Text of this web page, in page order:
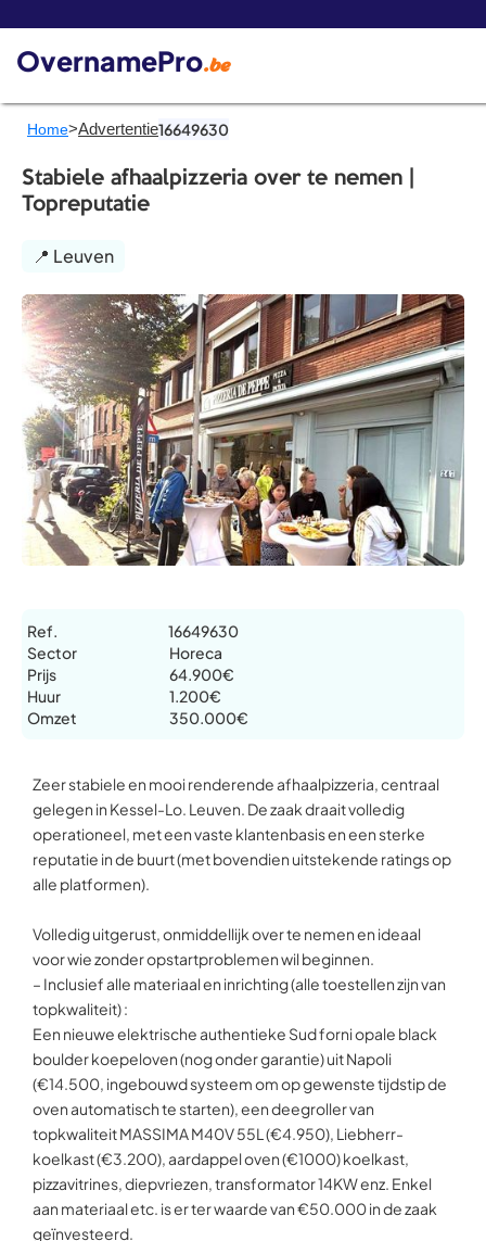
OvernamePro.be
Home>Advertentie16649630
Stabiele afhaalpizzeria over te nemen |
Topreputatie
📍 Leuven
Ref.
Sector
Prijs
Huur
Omzet
16649630
Horeca
64.900€
1.200€
350.000€
Zeer stabiele en mooi renderende afhaalpizzeria, centraal
gelegen in Kessel-Lo. Leuven. De zaak draait volledig
operationeel, met een vaste klantenbasis en een sterke
reputatie in de buurt (met bovendien uitstekende ratings op
alle platformen).
Volledig uitgerust, onmiddellijk over te nemen en ideaal
voor wie zonder opstartproblemen wil beginnen.
– Inclusief alle materiaal en inrichting (alle toestellen zijn van
topkwaliteit) :
Een nieuwe elektrische authentieke Sud forni opale black
boulder koepeloven (nog onder garantie) uit Napoli
(€14.500, ingebouwd systeem om op gewenste tijdstip de
oven automatisch te starten), een deegroller van
topkwaliteit MASSIMA M40V 55L (€4.950), Liebherr-
koelkast (€3.200), aardappel oven (€1000) koelkast,
pizzavitrines, diepvriezen, transformator 14KW enz. Enkel
aan materiaal etc. is er ter waarde van €50.000 in de zaak
geïnvesteerd.